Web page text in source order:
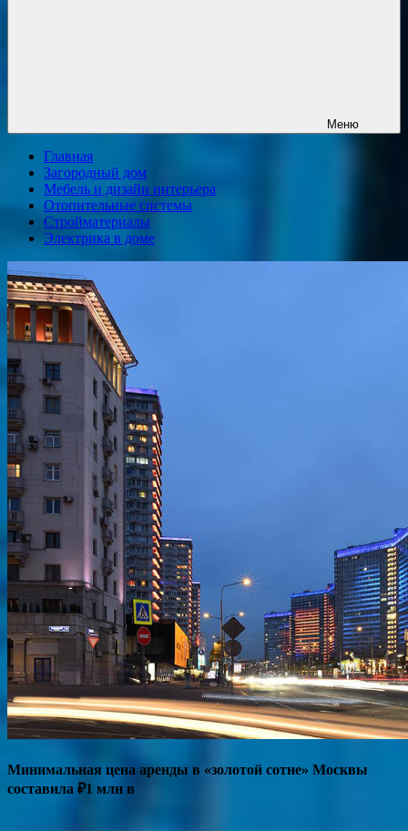
Меню
Главная
Загородный дом
Мебель и дизайн интерьера
Отопительные системы
Стройматериалы
Электрика в доме
Минимальная цена аренды в «золотой сотне» Москвы
составила ₽1 млн в